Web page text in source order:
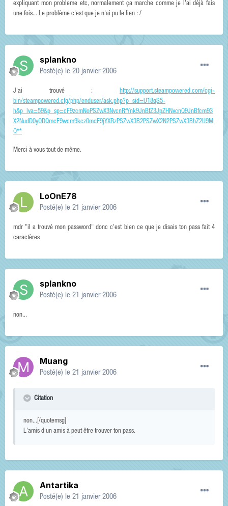
expliquant mon probleme etc, normalement ça marche comme je l'ai déjà fais
une fois... Le problème c'est que je n'ai pu le lien : /
splankno
Posté(e) le 20 janvier 2006
J'ai trouvé : http://support.steampowered.com/cgi-
bin/steampowered.cfg/php/enduser/ask.php?p_sid=U18qS5-
h&p_lva=59&p_sp=cF9zcmNoPSZwX3NvcnRfYnk9JnBfZ3JpZHNvcnQ9JnBfcm93
X2NudD0yODQmcF9wcm9kcz0mcF9jYXRzPSZwX3B2PSZwX2N2PSZwX3BhZ2U9M
Q**
Merci à vous tout de même.
LoOnE78
Posté(e) le 21 janvier 2006
mdr "il a trouvé mon password" donc c'est bien ce que je disais ton pass fait 4
caractères
splankno
Posté(e) le 21 janvier 2006
non...
Muang
Posté(e) le 21 janvier 2006
Citation
non...[/quotemsg]
L'amis d'un amis à peut être trouver ton pass.
Antartika
Posté(e) le 21 janvier 2006